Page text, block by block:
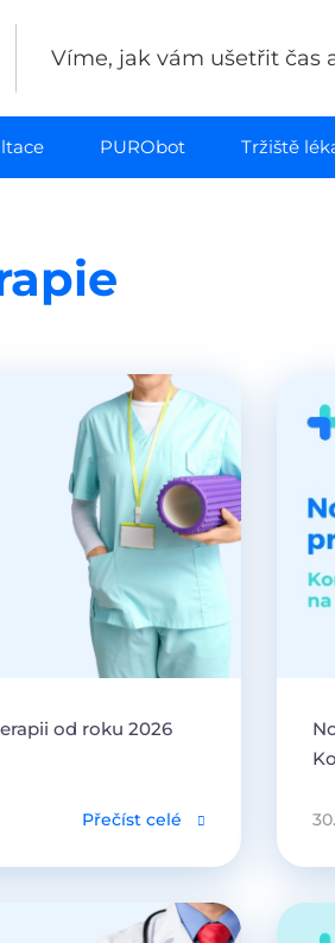
Víme, jak vám ušetřit čas
PURObot Tržiště
od roku 2026
Přečíst celé